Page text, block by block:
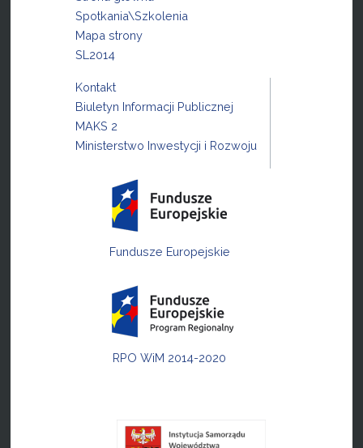
Spotkania\Szkolenia
Mapa strony
SL2014
Kontakt
Biuletyn Informacji Publicznej
MAKS 2
Ministerstwo Inwestycji i Rozwoju
Fundusze Europejskie
RPO WiM 2014-2020